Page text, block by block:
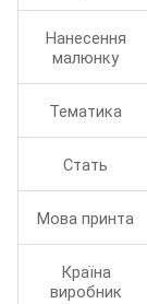
Нанесення
малюнку
Тематика
Стать
Мова принта
Країна
виробник